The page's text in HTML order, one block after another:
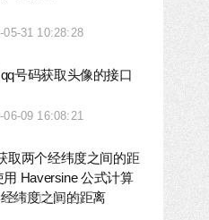
05-31 10:28:28
号码获取头像的接口
06-09 16:08:21
取两个经纬度之间的距
用 Haversine 公式计算
纬度之间的距离
03-27 17:04:23